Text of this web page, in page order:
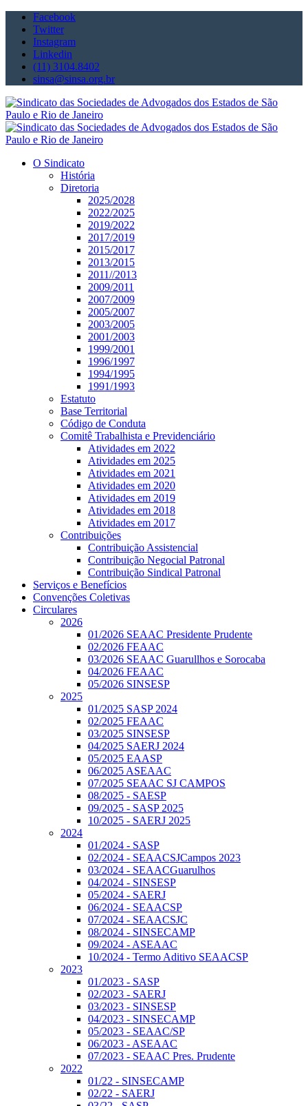
Facebook
Twitter
Instagram
Linkedin
(11) 3104.8402
sinsa@sinsa.org.br
O Sindicato
História
Diretoria
2025/2028
2022/2025
2019/2022
2017/2019
2015/2017
2013/2015
2011//2013
2009/2011
2007/2009
2005/2007
2003/2005
2001/2003
1999/2001
1996/1997
1994/1995
1991/1993
Estatuto
Base Territorial
Código de Conduta
Comitê Trabalhista e Previdenciário
Atividades em 2022
Atividades em 2025
Atividades em 2021
Atividades em 2020
Atividades em 2019
Atividades em 2018
Atividades em 2017
Contribuições
Contribuição Assistencial
Contribuição Negocial Patronal
Contribuição Sindical Patronal
Serviços e Benefícios
Convenções Coletivas
Circulares
2026
01/2026 SEAAC Presidente Prudente
02/2026 FEAAC
03/2026 SEAAC Guarullhos e Sorocaba
04/2026 FEAAC
05/2026 SINSESP
2025
01/2025 SASP 2024
02/2025 FEAAC
03/2025 SINSESP
04/2025 SAERJ 2024
05/2025 EAASP
06/2025 ASEAAC
07/2025 SEAAC SJ CAMPOS
08/2025 - SAESP
09/2025 - SASP 2025
10/2025 - SAERJ 2025
2024
01/2024 - SASP
02/2024 - SEAACSJCampos 2023
03/2024 - SEAACGuarulhos
04/2024 - SINSESP
05/2024 - SAERJ
06/2024 - SEAACSP
07/2024 - SEAACSJC
08/2024 - SINSECAMP
09/2024 - ASEAAC
10/2024 - Termo Aditivo SEAACSP
2023
01/2023 - SASP
02/2023 - SAERJ
03/2023 - SINSESP
04/2023 - SINSECAMP
05/2023 - SEAAC/SP
06/2023 - ASEAAC
07/2023 - SEAAC Pres. Prudente
2022
01/22 - SINSECAMP
02/22 - SAERJ